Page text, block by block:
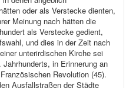
oder als Verstecke dienten,
Meinung nach hätten die
als Verstecke gedient,
und dies in der Zeit nach
unterirdischen Kirche sei
in Erinnerung an
Revolution (45).
Ausfallstraßen der Städte